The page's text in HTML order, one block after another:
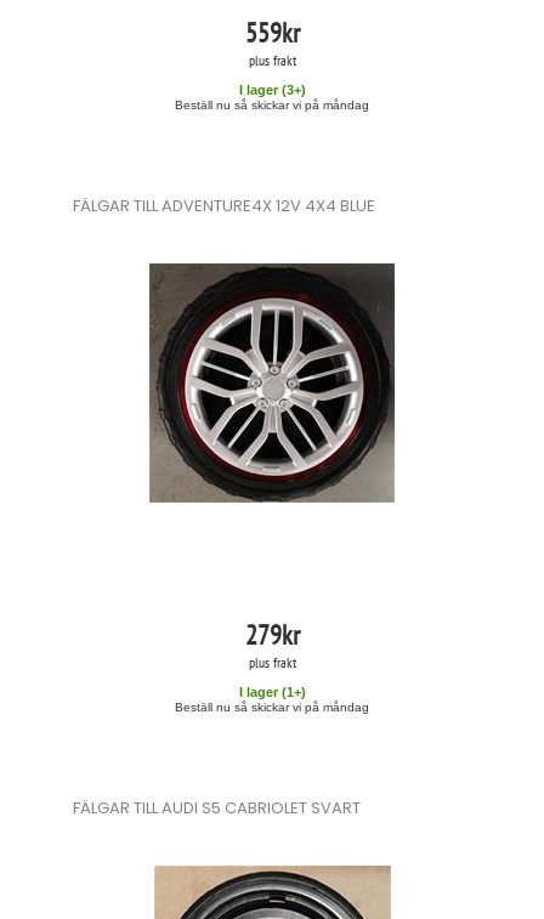
559kr
plus frakt
I lager (3+)
Beställ nu så skickar vi på måndag
FÄLGAR TILL ADVENTURE4X 12V 4X4 BLUE
279kr
plus frakt
I lager (1+)
Beställ nu så skickar vi på måndag
FÄLGAR TILL AUDI S5 CABRIOLET SVART